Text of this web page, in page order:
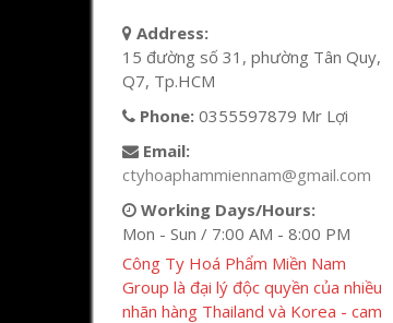
Address:
15 đường số 31, phường Tân Quy,
Q7, Tp.HCM
Phone: 0355597879 Mr Lợi
Email:
ctyhoaphammiennam@gmail.com
Working Days/Hours:
Mon - Sun / 7:00 AM - 8:00 PM
Công Ty Hoá Phẩm Miền Nam
Group là đại lý độc quyền của nhiều
nhãn hàng Thailand và Korea - cam